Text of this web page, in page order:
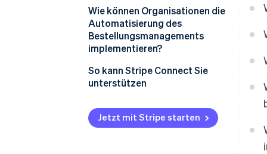
Wie können Organisationen die
Automatisierung des
Bestellungsmanagements
implementieren?
So kann Stripe Connect Sie
unterstützen
Jetzt mit Stripe starten